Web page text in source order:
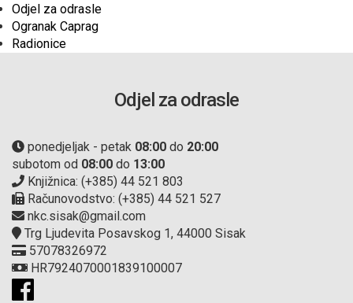
Odjel za odrasle
Ogranak Caprag
Radionice
Odjel za odrasle
ponedjeljak - petak 08:00 do 20:00
subotom od 08:00 do 13:00
Knjižnica: (+385) 44 521 803
Računovodstvo: (+385) 44 521 527
nkc.sisak@gmail.com
Trg Ljudevita Posavskog 1, 44000 Sisak
57078326972
HR7924070001839100007